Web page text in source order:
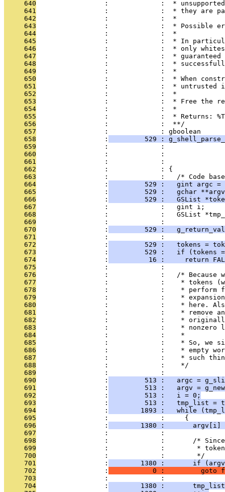
     640
:             :  *
     641
:             :  * they are
     642
                 :             :  *
     643
:             :  * Possible
     644
                 :             :  *
     645
:             :  * In
     646
:             :  * only
     647
:             :  *
     648
:             :  *
     649
                 :             :  *
     650
:             :  * When
     651
:             :  * untrusted
     652
                 :             :  *
     653
:             :  * Free the
     654
                 :             :  *
     655
:             :  * Returns:
     656
                 :             :  **/
     657
                 :             : gboolean
     658
                 :
529 :
     659
:             :
     660
:             :
     661
:             :
     662
                 :             : {
     663
:             :   /* Code
     664
                 :
529 :   gint argc =
     665
                 :
529 :   gchar
     666
                 :
529 :   GSList
     667
                 :             :   gint i;
     668
:             :   GSList
     669
                 :             :
     670
                 :
529 :
     671
                 :             :
     672
                 :
529 :   tokens =
     673
                 :
529 :   if (tokens
     674
                 :
16 :     return
     675
                 :             :
     676
:             :   /* Because
     677
:             :    * tokens
     678
:             :    * perform
     679
:             :    *
     680
:             :    * here.
     681
:             :    * remove
     682
:             :    *
     683
:             :    * nonzero
     684
                 :             :    *
     685
:             :    * So, we
     686
:             :    * empty
     687
:             :    * such
     688
                 :             :    */
     689
                 :             :
     690
                 :
513 :   argc =
     691
                 :
513 :   argv =
     692
                 :
         513 :   i = 0;
     693
                 :
513 :   tmp_list =
     694
                 :
1893 :   while
     695
                 :             :     {
     696
                 :
1380 :       argv[i]
     697
                 :             :
     698
:             :       /*
     699
:             :        *
     700
                 :             :        */
     701
                 :
1380 :       if
     702
                 :
0 :         goto
     703
                 :             :
     704
                 :
1380 :